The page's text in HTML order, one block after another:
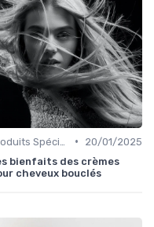
•
20/01/2025
bienfaits des crèmes
cheveux bouclés